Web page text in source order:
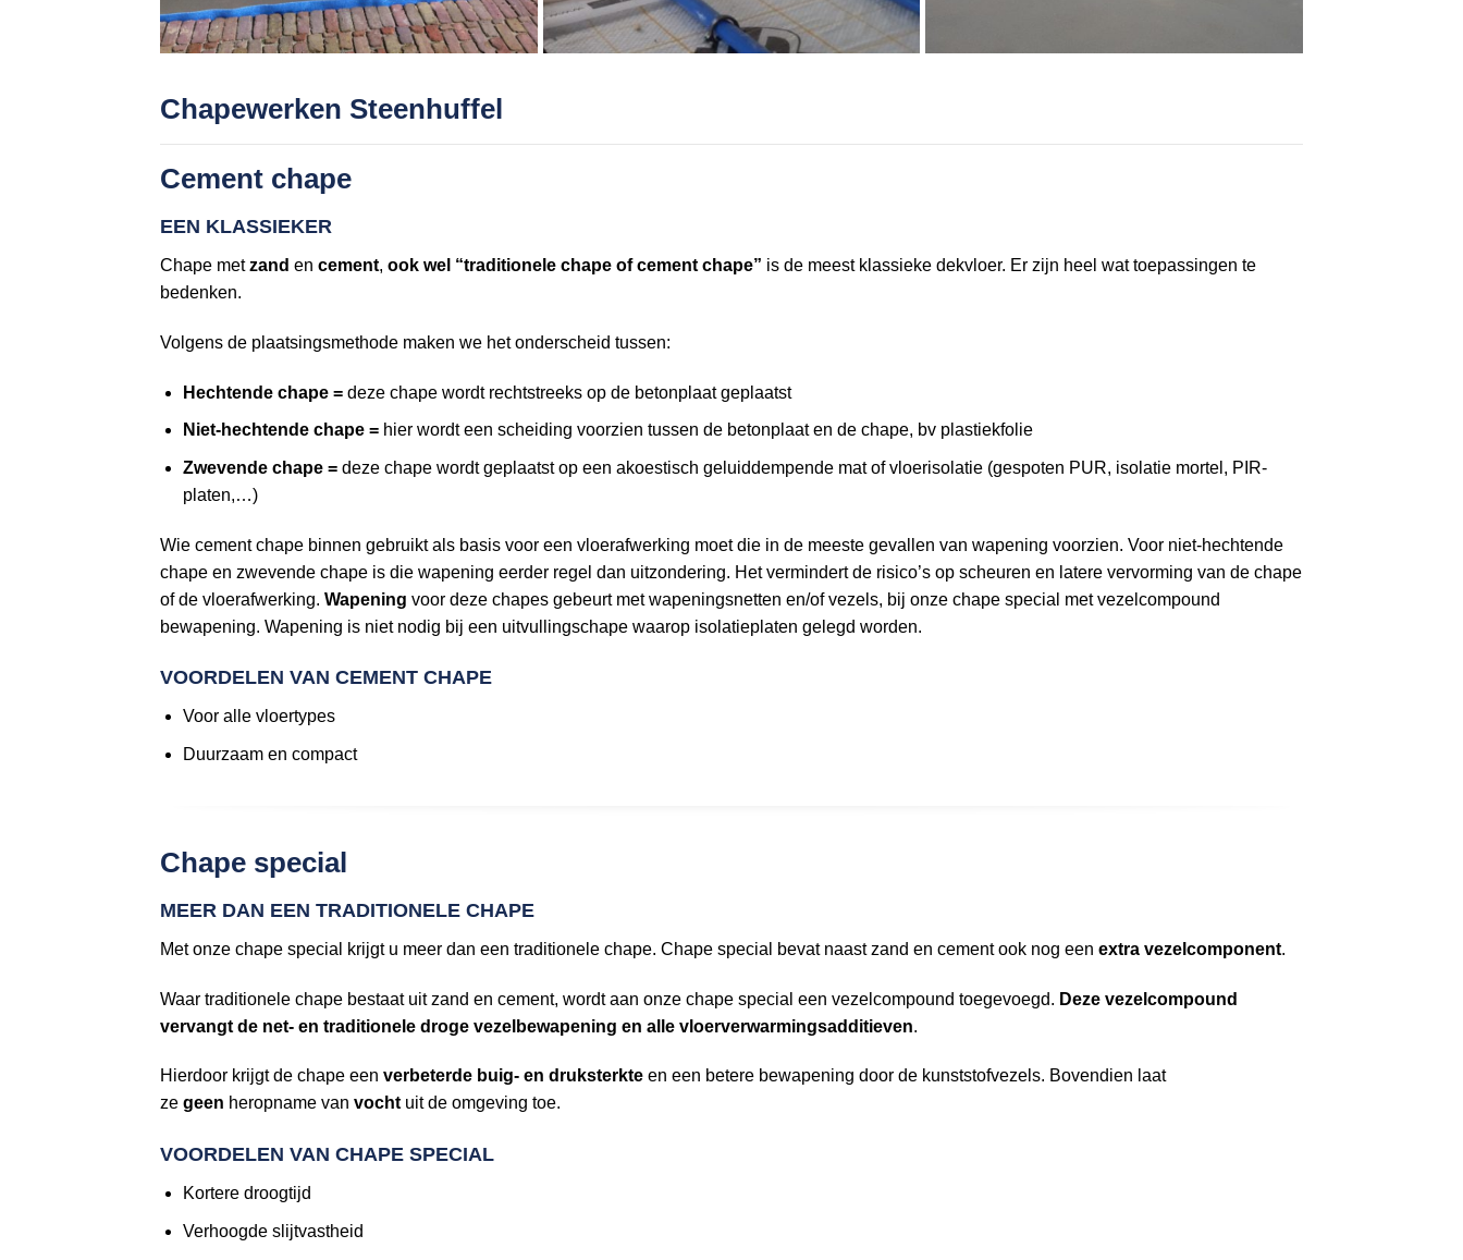
Chapewerken Steenhuffel
Cement chape
EEN KLASSIEKER
Chape metzand en cement, ook wel “traditionele chape of cement chape” is de meest klassieke dekvloer. Er zijn heel wat toepassingen te
bedenken.
Volgens de plaatsingsmethode maken we het onderscheid tussen:
Hechtende chape = deze chape wordt rechtstreeks op de betonplaat geplaatst
Niet-hechtende chape = hier wordt een scheiding voorzien tussen de betonplaat en de chape, bv plastiekfolie
Zwevende chape = deze chape wordt geplaatst op een akoestisch geluiddempende mat of vloerisolatie (gespoten PUR, isolatie mortel, PIR-
platen,…)
Wie cement chape binnen gebruikt als basis voor een vloerafwerking moet die in de meeste gevallen van wapening voorzien. Voor niet-hechtende
chape en zwevende chape is die wapening eerder regel dan uitzondering. Het vermindert de risico’s op scheuren en latere vervorming van de chape
of de vloerafwerking. Wapening voor deze chapes gebeurt met wapeningsnetten en/of vezels, bij onze chape special met vezelcompound
bewapening. Wapening is niet nodig bij een uitvullingschape waarop isolatieplaten gelegd worden.
VOORDELEN VAN CEMENT CHAPE
Voor alle vloertypes
Duurzaam en compact
Chape special
MEER DAN EEN TRADITIONELE CHAPE
Met onze chape special krijgt u meer dan een traditionele chape. Chape special bevat naast zand en cement ook nog een extra vezelcomponent.
Waar traditionele chape bestaat uit zand en cement, wordt aan onze chape special een vezelcompound toegevoegd. Deze vezelcompound
vervangt de net- en traditionele droge vezelbewapening en alle vloerverwarmingsadditieven.
Hierdoor krijgt de chape een verbeterde buig- en druksterkte en een betere bewapening door de kunststofvezels. Bovendien laat
ze geen heropname van vocht uit de omgeving toe.
VOORDELEN VAN CHAPE SPECIAL
Kortere droogtijd
Verhoogde slijtvastheid